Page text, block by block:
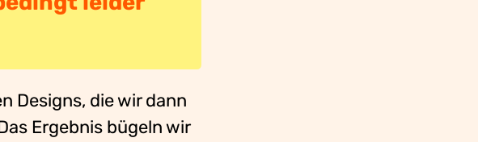
Designs, die wir dann
Ergebnis bügeln wir